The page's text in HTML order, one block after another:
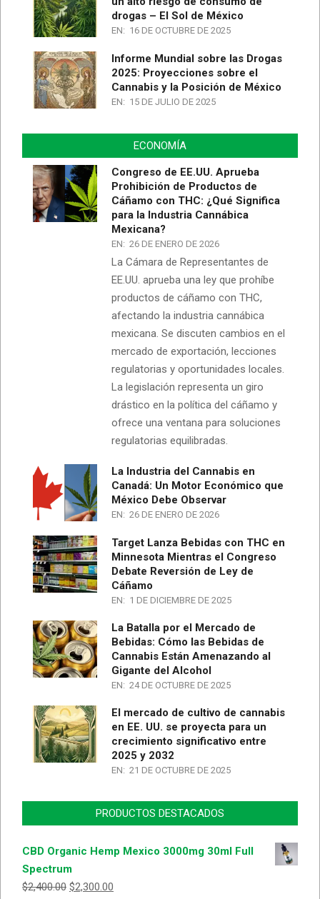
drogas – El Sol de México
EN: 16 DE OCTUBRE DE 2025
Informe Mundial sobre las Drogas
2025: Proyecciones sobre el
Cannabis y la Posición de México
EN: 15 DE JULIO DE 2025
ECONOMÍA
Congreso de EE.UU. Aprueba
Prohibición de Productos de
Cáñamo con THC: ¿Qué Significa
para la Industria Cannábica
Mexicana?
EN: 26 DE ENERO DE 2026
La Cámara de Representantes de
EE.UU. aprueba una ley que prohíbe
productos de cáñamo con THC,
afectando la industria cannábica
mexicana. Se discuten cambios en el
mercado de exportación, lecciones
regulatorias y oportunidades locales.
La legislación representa un giro
drástico en la política del cáñamo y
ofrece una ventana para soluciones
regulatorias equilibradas.
La Industria del Cannabis en
Canadá: Un Motor Económico que
México Debe Observar
EN: 26 DE ENERO DE 2026
Target Lanza Bebidas con THC en
Minnesota Mientras el Congreso
Debate Reversión de Ley de
Cáñamo
EN: 1 DE DICIEMBRE DE 2025
La Batalla por el Mercado de
Bebidas: Cómo las Bebidas de
Cannabis Están Amenazando al
Gigante del Alcohol
EN: 24 DE OCTUBRE DE 2025
El mercado de cultivo de cannabis
en EE. UU. se proyecta para un
crecimiento significativo entre
2025 y 2032
EN: 21 DE OCTUBRE DE 2025
PRODUCTOS DESTACADOS
CBD Organic Hemp Mexico 3000mg 30ml Full
Spectrum
$2,400.00 $2,300.00